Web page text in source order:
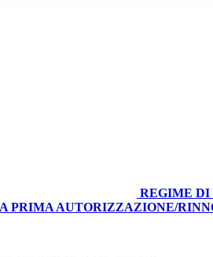
REGIME DI
PRIMA AUTORIZZAZIONE/